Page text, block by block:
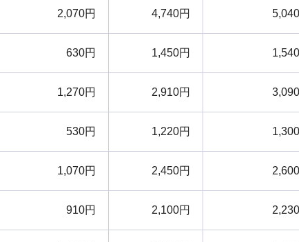
2,070円 4,740円
630円 1,450円
1,270円 2,910円
530円 1,220円
1,070円 2,450円
910円 2,100円